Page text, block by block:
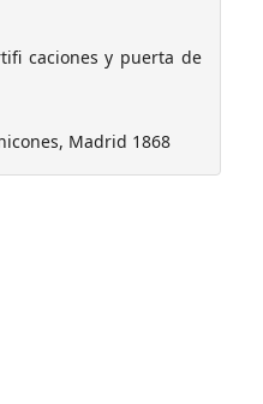
caciones y puerta de
Madrid 1868